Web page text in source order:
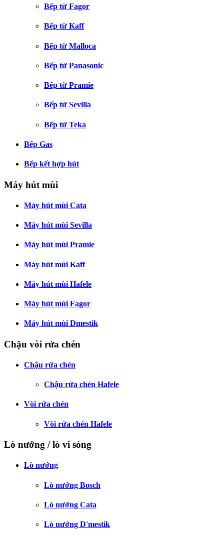
Bếp từ Fagor
Bếp từ Kaff
Bếp từ Malloca
Bếp từ Panasonic
Bếp từ Pramie
Bếp từ Sevilla
Bếp từ Teka
Bếp Gas
Bếp kết hợp hút
Máy hút mùi
Máy hút mùi Cata
Máy hút mùi Sevilla
Máy hút mùi Pramie
Máy hút mùi Kaff
Máy hút mùi Hafele
Máy hút mùi Fagor
Máy hút mùi Dmestik
Chậu vòi rửa chén
Chậu rửa chén
Chậu rửa chén Hafele
Vòi rửa chén
Vòi rửa chén Hafele
Lò nướng / lò vi sóng
Lò nướng
Lò nướng Bosch
Lò nướng Cata
Lò nướng D'mestik